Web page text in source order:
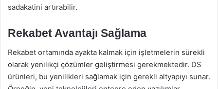
sadakatini artırabilir.
Rekabet Avantajı Sağlama
Rekabet ortamında ayakta kalmak için işletmelerin sürekli
olarak yenilikçi çözümler geliştirmesi gerekmektedir. DS
ürünleri, bu yenilikleri sağlamak için gerekli altyapıyı sunar.